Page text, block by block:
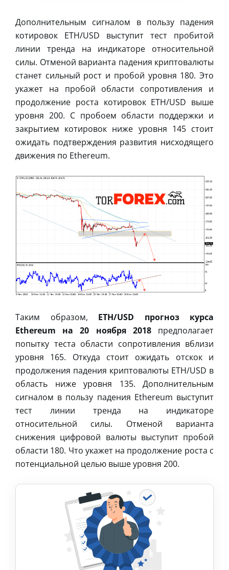
Дополнительным сигналом в пользу падения
котировок ETH/USD выступит тест пробитой
линии тренда на индикаторе относительной
силы. Отменой варианта падения криптовалюты
станет сильный рост и пробой уровня 180. Это
укажет на пробой области сопротивления и
продолжение роста котировок ETH/USD выше
уровня 200. С пробоем области поддержки и
закрытием котировок ниже уровня 145 стоит
ожидать подтверждения развития нисходящего
движения по Ethereum.
Таким образом, ETH/USD прогноз курса
Ethereum на 20 ноября 2018предполагает
попытку теста области сопротивления вблизи
уровня 165. Откуда стоит ожидать отскок и
продолжения падения криптовалюты ETH/USD в
область ниже уровня 135. Дополнительным
сигналом в пользу падения Ethereum выступит
тест линии тренда на индикаторе
относительной силы. Отменой варианта
снижения цифровой валюты выступит пробой
области 180. Что укажет на продолжение роста с
потенциальной целью выше уровня 200.